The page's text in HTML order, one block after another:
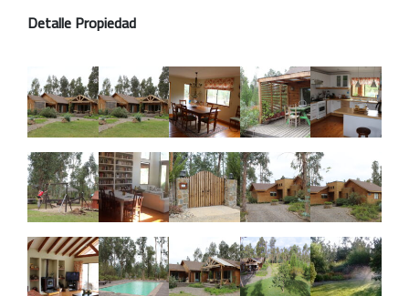
Detalle Propiedad